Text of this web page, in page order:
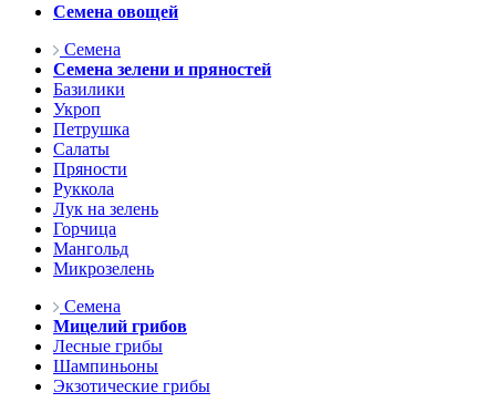
Семена овощей
Семена
Семена зелени и пряностей
Базилики
Укроп
Петрушка
Салаты
Пряности
Руккола
Лук на зелень
Горчица
Мангольд
Микрозелень
Семена
Мицелий грибов
Лесные грибы
Шампиньоны
Экзотические грибы